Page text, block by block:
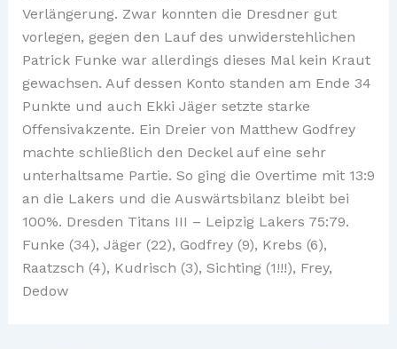
Verlängerung. Zwar konnten die Dresdner gut
vorlegen, gegen den Lauf des unwiderstehlichen
Patrick Funke war allerdings dieses Mal kein Kraut
gewachsen. Auf dessen Konto standen am Ende 34
Punkte und auch Ekki Jäger setzte starke
Offensivakzente. Ein Dreier von Matthew Godfrey
machte schließlich den Deckel auf eine sehr
unterhaltsame Partie. So ging die Overtime mit 13:9
an die Lakers und die Auswärtsbilanz bleibt bei
100%. Dresden Titans III – Leipzig Lakers 75:79.
Funke (34), Jäger (22), Godfrey (9), Krebs (6),
Raatzsch (4), Kudrisch (3), Sichting (1!!!), Frey,
Dedow